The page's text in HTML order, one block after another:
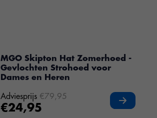
MGO Skipton Hat Zomerhoed -
Gevlochten Strohoed voor
Dames en Heren
Adviesprijs €79,95
€24,95